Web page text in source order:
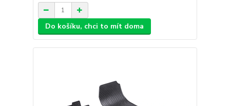
Do košíku, chci to mít doma